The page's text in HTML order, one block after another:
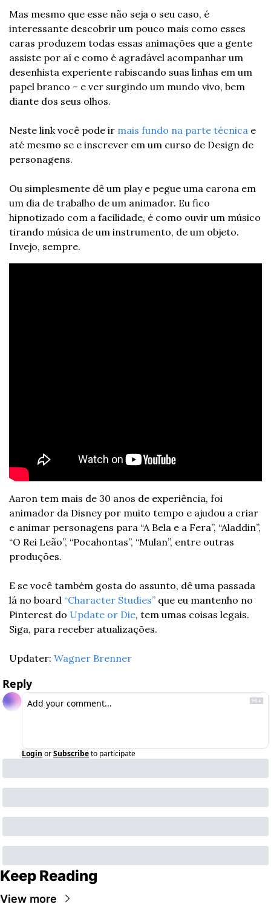
Mas mesmo que esse não seja o seu caso, é
interessante descobrir um pouco mais como esses
caras produzem todas essas animações que a gente
assiste por aí e como é agradável acompanhar um
desenhista experiente rabiscando suas linhas em um
papel branco – e ver surgindo um mundo vivo, bem
diante dos seus olhos.
Neste link você pode ir mais fundo na parte técnica e
até mesmo se e inscrever em um curso de Design de
personagens.
Ou simplesmente dê um play e pegue uma carona em
um dia de trabalho de um animador. Eu fico
hipnotizado com a facilidade, é como ouvir um músico
tirando música de um instrumento, de um objeto.
Invejo, sempre.
Aaron tem mais de 30 anos de experiência, foi
animador da Disney por muito tempo e ajudou a criar
e animar personagens para “A Bela e a Fera”, “Aladdin”,
“O Rei Leão”, “Pocahontas”, “Mulan”, entre outras
produções.
E se você também gosta do assunto, dê uma passada
lá no board “Character Studies” que eu mantenho no
Pinterest do Update or Die, tem umas coisas legais.
Siga, para receber atualizações.
Updater: Wagner Brenner
Reply
Login orSubscribeto participate
Keep Reading
View more